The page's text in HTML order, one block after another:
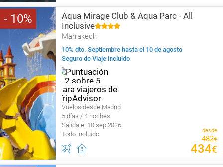
10
Aqua Mirage Club & Aqua Parc - All
Inclusive
Marrakech
10% dto. Septiembre hasta el 10 de agosto
Seguro de Viaje Incluido
Vuelos desde Madrid
5 días / 4 noches
Salida el 10 sep 2026
Todo incluido
desde
482€
434€